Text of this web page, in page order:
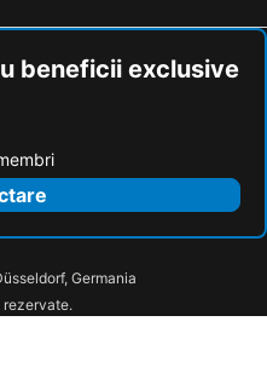
beneficii exclusive
Germania